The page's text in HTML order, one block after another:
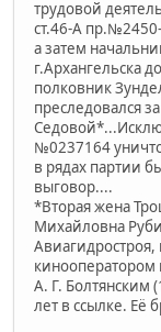
трудовой
ст.46-А
а затем
г.Архангельска
полковник
преследовался
№0237164
в рядах партии
выговор....
*Вторая жена
Михайловна
кинооператором
А. Г. Болтянским
лет в ссылке. Её